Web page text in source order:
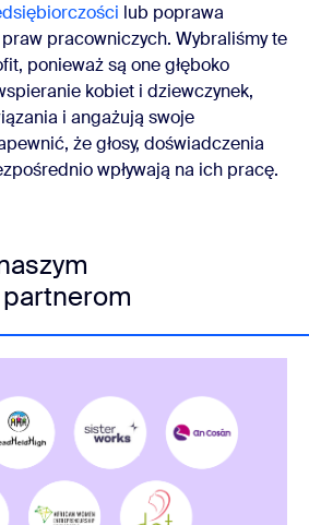
lub poprawa
pracowniczych. Wybraliśmy te
ponieważ są one głęboko
kobiet i dziewczynek,
i angażują swoje
że głosy, doświadczenia
wpływają na ich pracę.